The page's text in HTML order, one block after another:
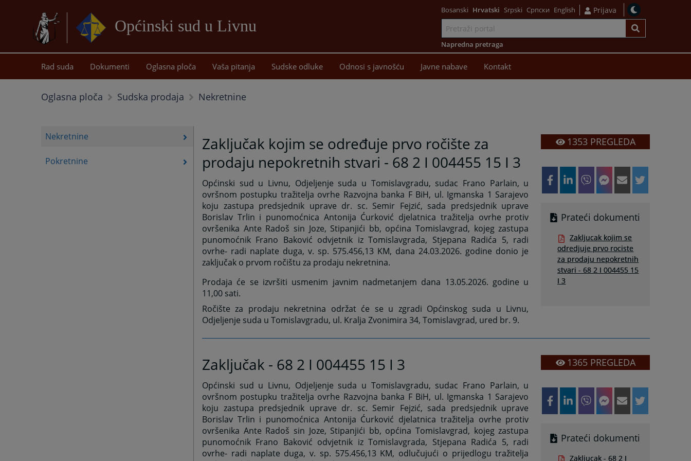
Općinski sud u Livnu
sadržaj
Bosanski Hrvatski Srpski Српски English Prijava
Napredna pretraga
Rad suda Dokumenti Oglasna ploča Vaša pitanja Sudske odluke Odnosi s javnošću Javne nabave Kontakt
Oglasna ploča Sudska prodaja Nekretnine
Nekretnine
Pokretnine
Zaključak kojim se određuje prvo ročište za
prodaju nepokretnih stvari - 68 2 I 004455 15 I 3
Općinski sud u Livnu, Odjeljenje suda u Tomislavgradu, sudac Frano Parlain, u
ovršnom postupku tražitelja ovrhe Razvojna banka F BiH, ul. Igmanska 1 Sarajevo
koju zastupa predsjednik uprave dr. sc. Semir Fejzić, sada predsjednik uprave
Borislav Trlin i punomoćnica Antonija Ćurković djelatnica tražitelja ovrhe protiv
ovršenika Ante Radoš sin Joze, Stipanjići bb, općina Tomislavgrad, kojeg zastupa
punomoćnik Frano Baković odvjetnik iz Tomislavgrada, Stjepana Radića 5, radi
ovrhe- radi naplate duga, v. sp. 575.456,13 KM, dana 24.03.2026. godine donio je
zaključak o prvom ročištu za prodaju nekretnina.
Prodaja će se izvršiti usmenim javnim nadmetanjem dana 13.05.2026. godine u
11,00 sati.
Ročište za prodaju nekretnina održat će se u zgradi Općinskog suda u Livnu,
Odjeljenje suda u Tomislavgradu, ul. Kralja Zvonimira 34, Tomislavgrad, ured br. 9.
1353PREGLEDA
Prateći dokumenti
Zakljucak kojim se
odredjuje prvo rociste
za prodaju nepokretnih
stvari - 68 2 I 004455 15
I 3
Zaključak - 68 2 I 004455 15 I 3
Općinski sud u Livnu, Odjeljenje suda u Tomislavgradu, sudac Frano Parlain, u
ovršnom postupku tražitelja ovrhe Razvojna banka F BiH, ul. Igmanska 1 Sarajevo
koju zastupa predsjednik uprave dr. sc. Semir Fejzić, sada predsjednik uprave
Borislav Trlin i punomoćnica Antonija Ćurković djelatnica tražitelja ovrhe protiv
ovršenika Ante Radoš sin Joze, Stipanjići bb, općina Tomislavgrad, kojeg zastupa
punomoćnik Frano Baković odvjetnik iz Tomislavgrada, Stjepana Radića 5, radi
ovrhe- radi naplate duga, v. sp. 575.456,13 KM, odlučujući o prijedlogu tražitelja
1365PREGLEDA
Prateći dokumenti
Zakljucak - 68 2 I